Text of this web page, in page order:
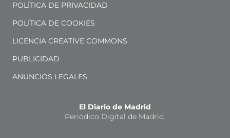
POLÍTICA DE PRIVACIDAD
POLÍTICA DE COOKIES
LICENCIA CREATIVE COMMONS
PUBLICIDAD
ANUNCIOS LEGALES
El Diario de Madrid
Periódico Digital de Madrid.